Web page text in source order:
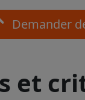
Demander
et